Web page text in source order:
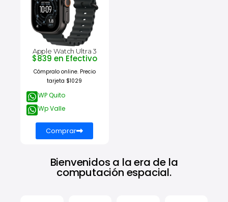
Apple Watch Ultra 3
$839 en Efectivo
Cómpralo online. Precio
tarjeta $1029
WP Quito
Wp Valle
Comprar
Bienvenidos a la era de la
computación espacial.